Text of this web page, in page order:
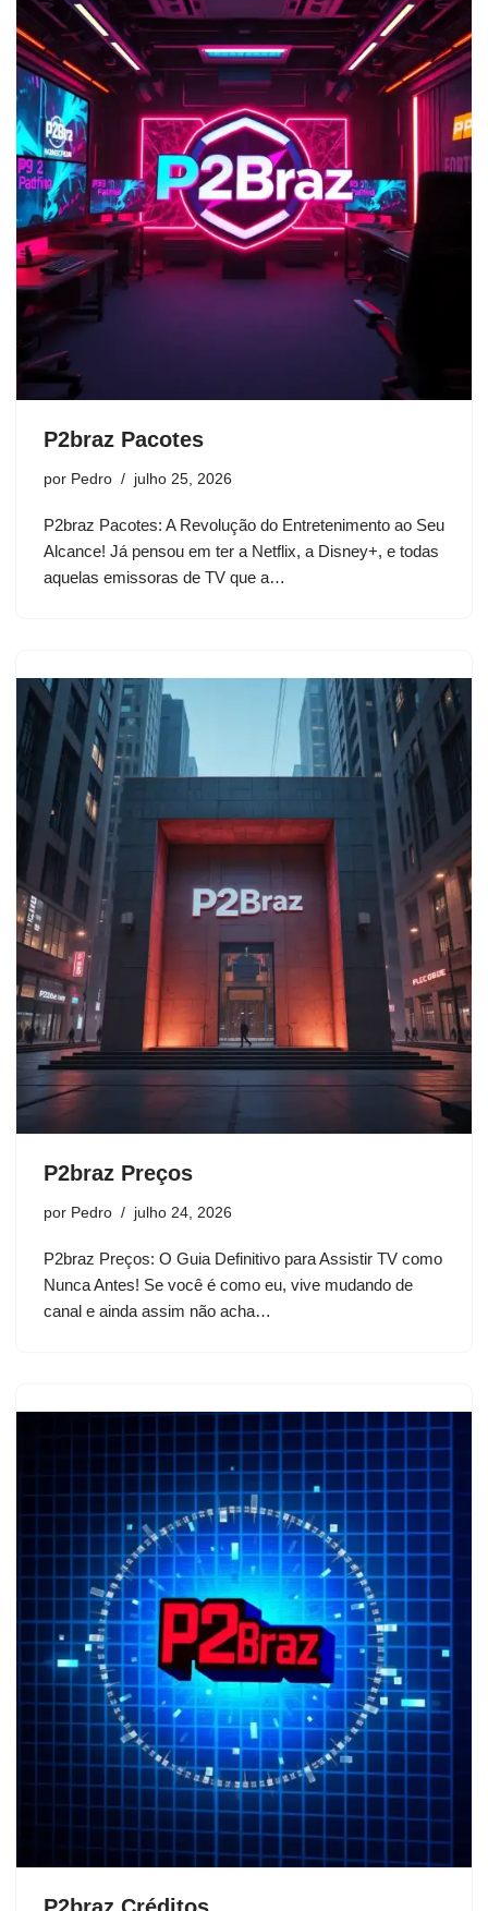
P2braz Pacotes
por Pedro julho 25, 2026
P2braz Pacotes: A Revolução do Entretenimento ao Seu
Alcance! Já pensou em ter a Netflix, a Disney+, e todas
aquelas emissoras de TV que a…
P2braz Preços
por Pedro julho 24, 2026
P2braz Preços: O Guia Definitivo para Assistir TV como
Nunca Antes! Se você é como eu, vive mudando de
canal e ainda assim não acha…